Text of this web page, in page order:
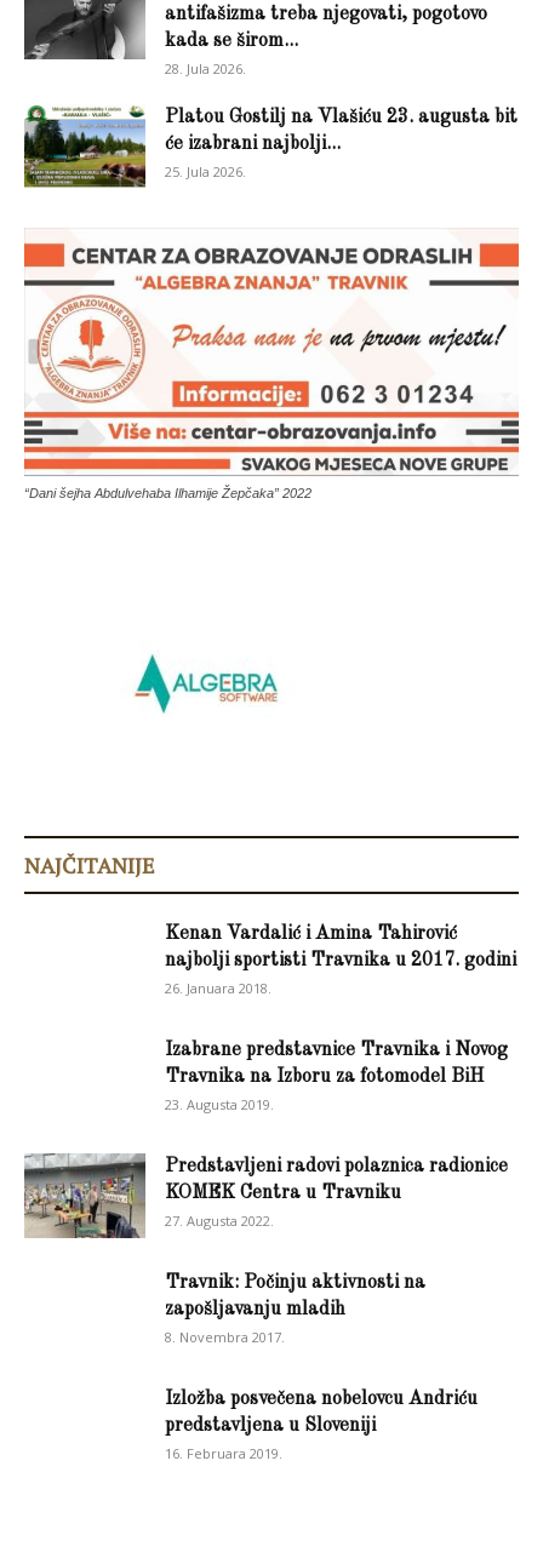
antifašizma treba njegovati, pogotovo
kada se širom...
28. Jula 2026.
Platou Gostilj na Vlašiću 23. augusta bit
će izabrani najbolji...
25. Jula 2026.
“Dani šejha Abdulvehaba Ilhamije Žepčaka” 2022
NAJČITANIJE
Kenan Vardalić i Amina Tahirović
najbolji sportisti Travnika u 2017. godini
26. Januara 2018.
Izabrane predstavnice Travnika i Novog
Travnika na Izboru za fotomodel BiH
23. Augusta 2019.
Predstavljeni radovi polaznica radionice
KOMEK Centra u Travniku
27. Augusta 2022.
Travnik: Počinju aktivnosti na
zapošljavanju mladih
8. Novembra 2017.
Izložba posvečena nobelovcu Andriću
predstavljena u Sloveniji
16. Februara 2019.